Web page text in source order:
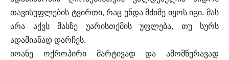
თავისუფლების ტვირთი, რაც უნდა მძიმე იყოს იგი. მას
არა აქვს მასზე უარისთქმის უფლება, თუ სურს
ადამიანად დარჩეს.
იოანე ოქროპირი მარტივად და ამომწურავად